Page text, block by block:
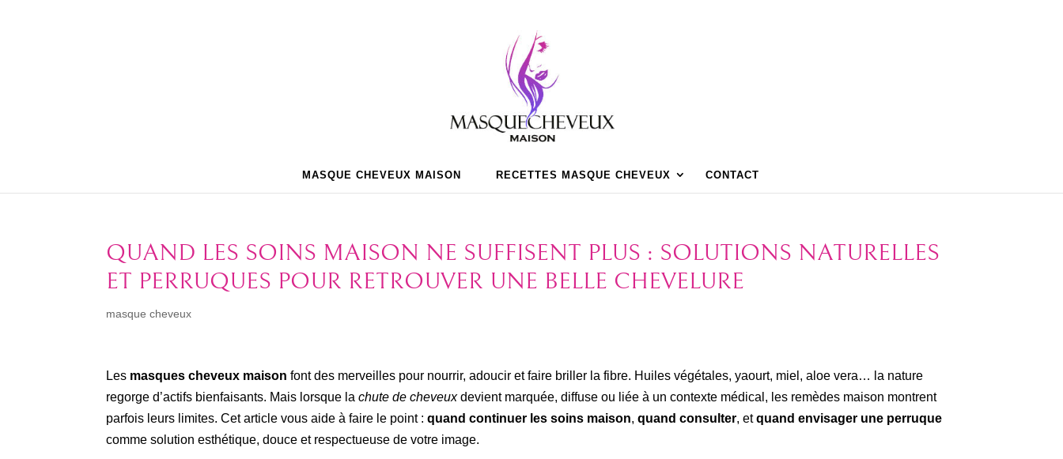
MASQUE CHEVEUX MAISON RECETTES MASQUE CHEVEUX CONTACT
QUAND LES SOINS MAISON NE SUFFISENT PLUS : SOLUTIONS NATURELLES
ET PERRUQUES POUR RETROUVER UNE BELLE CHEVELURE
masque cheveux
Les masques cheveux maison font des merveilles pour nourrir, adoucir et faire briller la fibre. Huiles végétales, yaourt, miel, aloe vera… la nature
regorge d’actifs bienfaisants. Mais lorsque lachute de cheveuxdevient marquée, diffuse ou liée à un contexte médical, les remèdes maison montrent
parfois leurs limites. Cet article vous aide à faire le point :quand continuer les soins maison,quand consulter, etquand envisager une perruque
comme solution esthétique, douce et respectueuse de votre image.